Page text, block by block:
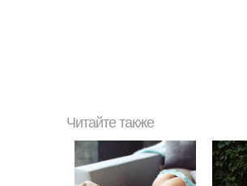
Читайте также